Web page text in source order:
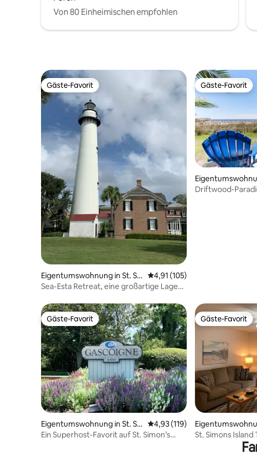
Von 80 Einheimischen empfohlen
Gäste-Favorit
Gäste-Favorit
Eigentumswohnung in St. Si
mons Island
Durchschnittliche Bewertung:
4,91 (105)
Sea-Esta Retreat, eine großartige Lage
Gäste-Favorit
Gäste-Favorit
Island
Driftwood-
Gäste-Favorit
Gäste-Favorit
Eigentumswohnung in St. Si
mons Island
Durchschnittliche Bewertung:
4,93 (119)
Ein Superhost-Favorit auf St. Simon’s
Gäste-Favorit
Gäste-Favorit
mons Island
St. Simons Island
Schlafzimmer